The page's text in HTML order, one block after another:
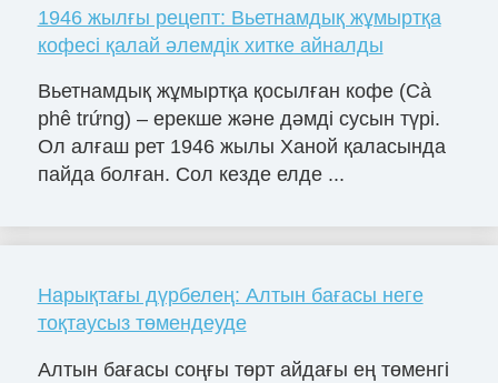
1946 жылғы рецепт: Вьетнамдық жұмыртқа
кофесі қалай әлемдік хитке айналды
Вьетнамдық жұмыртқа қосылған кофе (Cà
phê trứng) – ерекше және дәмді сусын түрі.
Ол алғаш рет 1946 жылы Ханой қаласында
пайда болған. Сол кезде елде ...
Нарықтағы дүрбелең: Алтын бағасы неге
тоқтаусыз төмендеуде
Алтын бағасы соңғы төрт айдағы ең төменгі